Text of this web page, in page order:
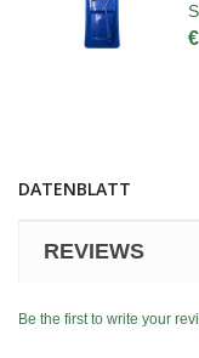
DATENBLATT
REVIEWS
Be the first to write your